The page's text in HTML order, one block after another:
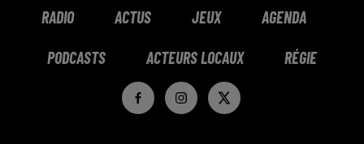
RADIO ACTUS JEUX AGENDA
PODCASTS ACTEURS LOCAUX RÉGIE